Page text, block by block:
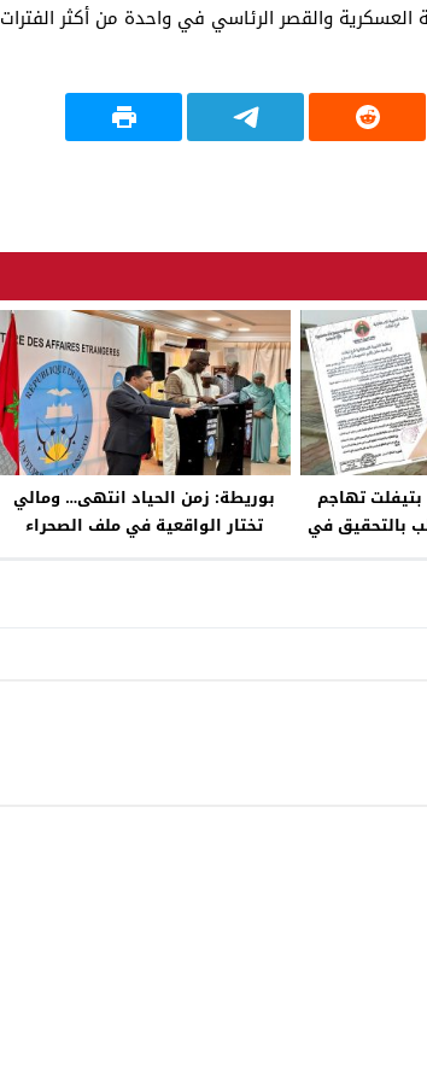
العسكرية والقصر الرئاسي في واحدة من أكثر الفترات
بتيفلت تهاجم
بالتحقيق في
بوريطة: زمن الحياد انتهى… ومالي
تختار الواقعية في ملف الصحراء